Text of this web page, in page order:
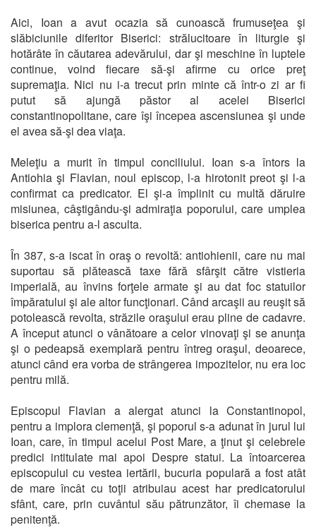
Aici, Ioan a avut ocazia să cunoască frumuseţea şi
slăbiciunile diferitor Biserici: strălucitoare în liturgie şi
hotărâte în căutarea adevărului, dar şi meschine în luptele
continue, voind fiecare să-şi afirme cu orice preţ
supremaţia. Nici nu i-a trecut prin minte că într-o zi ar fi
putut să ajungă păstor al acelei Biserici
constantinopolitane, care îşi începea ascensiunea şi unde
el avea să-şi dea viaţa.
Meleţiu a murit în timpul conciliului. Ioan s-a întors la
Antiohia şi Flavian, noul episcop, l-a hirotonit preot şi l-a
confirmat ca predicator. El şi-a împlinit cu multă dăruire
misiunea, câştigându-şi admiraţia poporului, care umplea
biserica pentru a-l asculta.
În 387, s-a iscat în oraş o revoltă: antiohienii, care nu mai
suportau să plătească taxe fără sfârşit către vistieria
imperială, au învins forţele armate şi au dat foc statuilor
împăratului şi ale altor funcţionari. Când arcaşii au reuşit să
potolească revolta, străzile oraşului erau pline de cadavre.
A început atunci o vânătoare a celor vinovaţi şi se anunţa
şi o pedeapsă exemplară pentru întreg oraşul, deoarece,
atunci când era vorba de strângerea impozitelor, nu era loc
pentru milă.
Episcopul Flavian a alergat atunci la Constantinopol,
pentru a implora clemenţă, şi poporul s-a adunat în jurul lui
Ioan, care, în timpul acelui Post Mare, a ţinut şi celebrele
predici intitulate mai apoi Despre statui. La întoarcerea
episcopului cu vestea iertării, bucuria populară a fost atât
de mare încât cu toţii atribuiau acest har predicatorului
sfânt, care, prin cuvântul său pătrunzător, îi chemase la
penitenţă.